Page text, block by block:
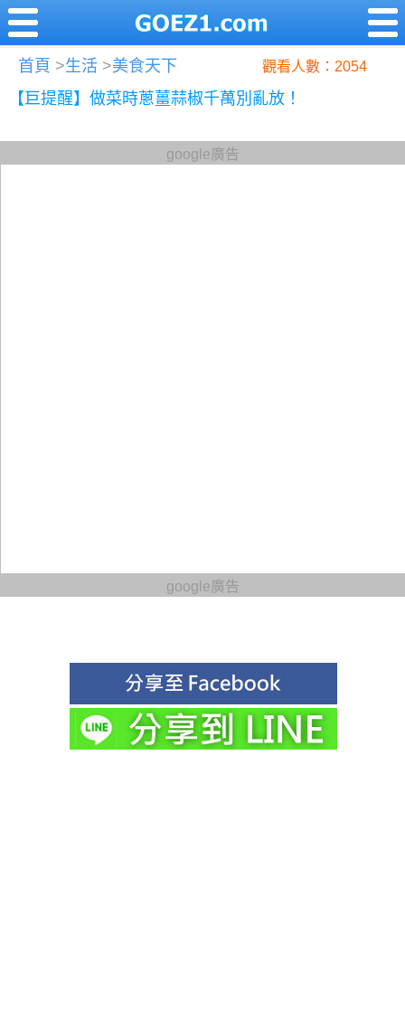
首頁 >生活 >美食天下 觀看人數：2054
【巨提醒】做菜時蔥薑蒜椒千萬別亂放！
google廣告
google廣告